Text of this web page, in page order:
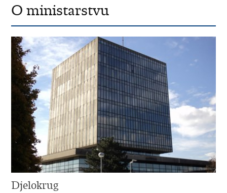
O ministarstvu
Djelokrug